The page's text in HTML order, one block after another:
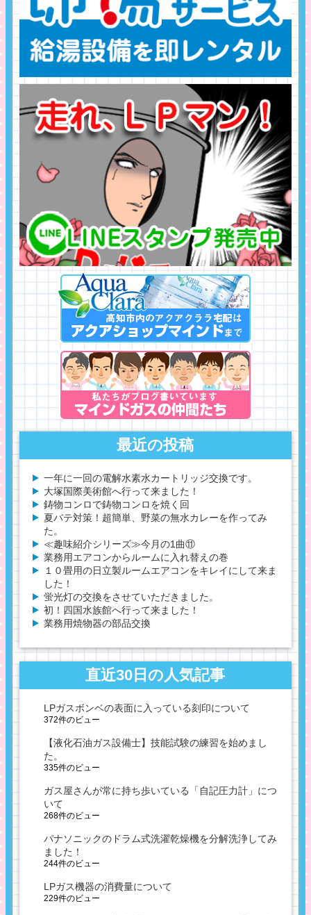
最近の投稿
一年に一回の電解水素水カートリッジ交換です。
大塚国際美術館へ行って来ました！
鋳物コンロで鋳物コンロを焼く回
夏バテ対策！超簡単、野菜の無水カレーを作ってみ
た。
≪趣味紹介シリーズ≫今月の1曲⑪
業務用エアコンからルームに入れ替えの巻
１０畳用の日立製ルームエアコンをキレイにして来ま
した！
蛍光灯の交換をさせていただきました。
初！四国水族館へ行って来ました！
業務用焼物器の部品交換
直近30日の人気記事
LPガスボンベの表面に入っている刻印について
372件のビュー
【液化石油ガス設備士】技能試験の練習を始めまし
た。
335件のビュー
ガス屋さんが常に持ち歩いている「自記圧力計」につ
いて
268件のビュー
パナソニックのドラム式洗濯乾燥機を分解洗浄してみ
ました！
244件のビュー
LPガス機器の消費量について
229件のビュー